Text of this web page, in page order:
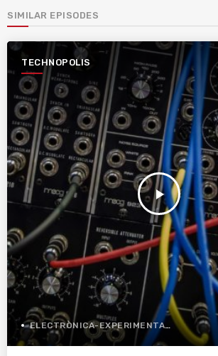
SIMILAR EPISODES
TECHNOPOLIS
play_arrow
ELECTRÒNICA-EXPERIMENTAL